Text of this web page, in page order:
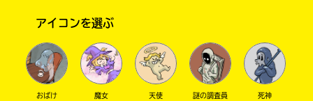
アイコンを選ぶ
おばけ 魔女 天使 謎の調査員 死神